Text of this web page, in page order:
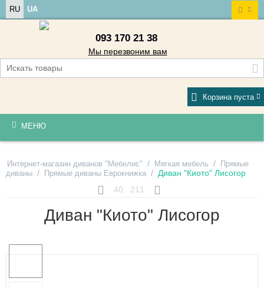
RU UA
093 170 21 38
Мы перезвоним вам
Корзина пуста
МЕНЮ
Интернет-магазин диванов "Мебелис" / Мягкая мебель / Прямые
диваны / Прямые диваны Еврокнижка / Диван "Киото" Лисогор
40
211
Диван "Киото" Лисогор